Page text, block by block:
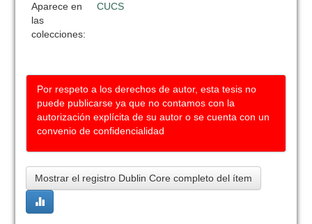
Aparece en
las
colecciones:
CUCS
Por respeto a los derechos de autor, esta tesis no
puede publicarse ya que no contamos con la
autorización explícita de su autor o se cuenta con un
convenio de confidencialidad
Mostrar el registro Dublin Core completo del ítem